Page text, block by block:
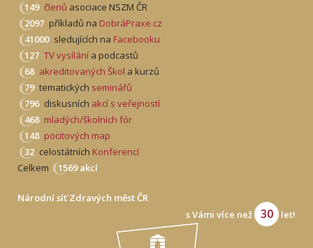
149 členů asociace NSZM ČR
2097 příkladů na DobráPraxe.cz
41000 sledujících na Facebooku
127 TV vysílání a podcastů
68 akreditovaných Škol a kurzů
79 tematických seminářů
796 diskusních akcí s veřejností
468 mladých/školních fór
148 pocitových map
32 celostátních Konferencí
Celkem
1569 akcí
Národní síť Zdravých měst ČR
s Vámi více než
30 let!